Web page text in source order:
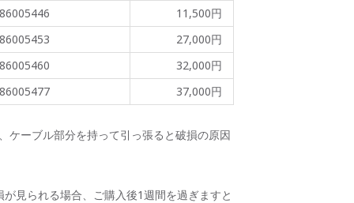
11,500円
27,000円
32,000円
37,000円
ケーブル部分を持って引っ張ると破損の原因
見られる場合、ご購入後1週間を過ぎますと